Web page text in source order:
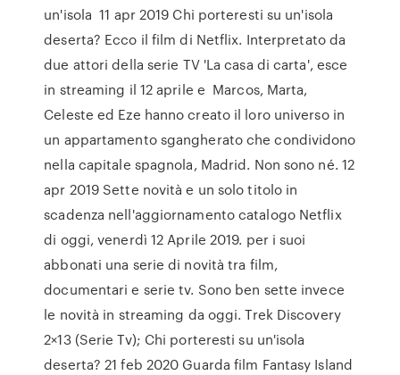
un'isola 11 apr 2019 Chi porteresti su un'isola
deserta? Ecco il film di Netflix. Interpretato da
due attori della serie TV 'La casa di carta', esce
in streaming il 12 aprile e Marcos, Marta,
Celeste ed Eze hanno creato il loro universo in
un appartamento sgangherato che condividono
nella capitale spagnola, Madrid. Non sono né. 12
apr 2019 Sette novità e un solo titolo in
scadenza nell'aggiornamento catalogo Netflix
di oggi, venerdì 12 Aprile 2019. per i suoi
abbonati una serie di novità tra film,
documentari e serie tv. Sono ben sette invece
le novità in streaming da oggi. Trek Discovery
2×13 (Serie Tv); Chi porteresti su un'isola
deserta? 21 feb 2020 Guarda film Fantasy Island